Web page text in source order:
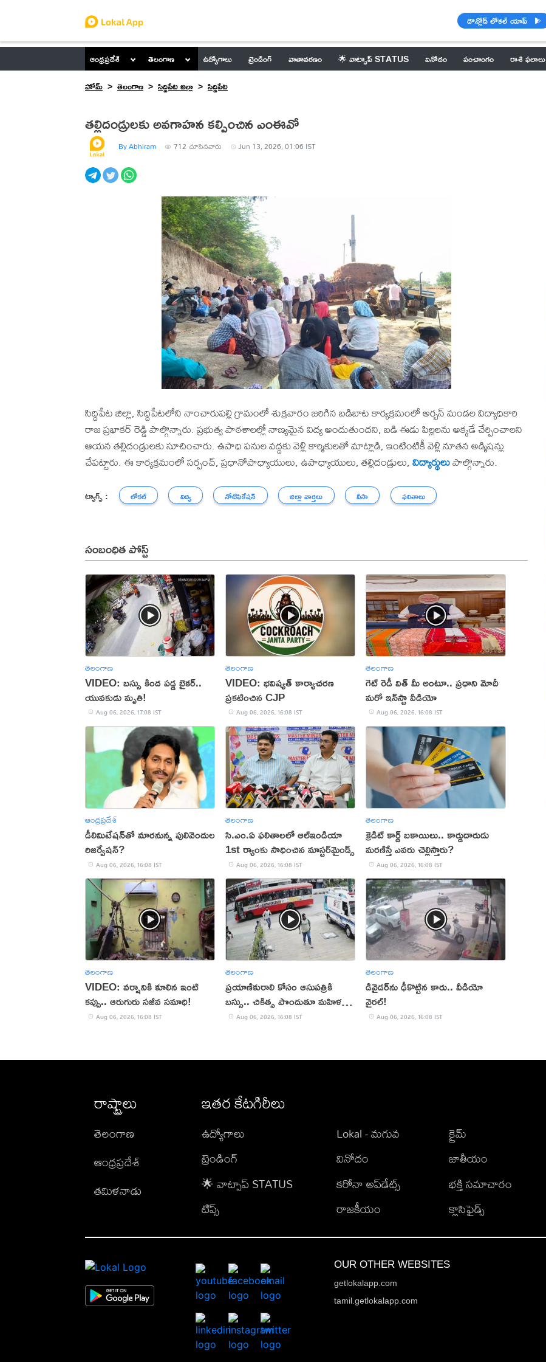
డౌన్లోడ్ లోకల్ యాప్
ఆంధ్రప్రదేశ్ తెలంగాణ ఉద్యోగాలు ట్రెండింగ్ వాతావరణం 🌟 వాట్సాప్ STATUS వినోదం పంచాంగం రాశి ఫలాలు
హోమ్
తెలంగాణ సిద్దిపేట జిల్లా సిద్దిపేట
తల్లిదండ్రులకు అవగాహన కల్పించిన ఎంఈవో
By Abhiram 712 చూసినవారు Jun 13, 2026, 01:06 IST
సిద్దిపేట జిల్లా, సిద్దిపేటలోని నాంచారుపల్లి గ్రామంలో శుక్రవారం జరిగిన బడిబాట కార్యక్రమంలో అర్బన్ మండల విద్యాధికారి
రాజ ప్రభాకర్ రెడ్డి పాల్గొన్నారు. ప్రభుత్వ పాఠశాలల్లో నాణ్యమైన విద్య అందుతుందని, బడి ఈడు పిల్లలను అక్కడే చేర్పించాలని
ఆయన తల్లిదండ్రులకు సూచించారు. ఉపాధి పనుల వద్దకు వెళ్లి కార్మికులతో మాట్లాడి, ఇంటింటికీ వెళ్లి నూతన అడ్మిషన్లు
చేపట్టారు. ఈ కార్యక్రమంలో సర్పంచ్, ప్రధానోపాధ్యాయులు, ఉపాధ్యాయులు, తల్లిదండ్రులు,విద్యార్థులుపాల్గొన్నారు.
ట్యాగ్స్ : లోకల్ విద్య నోటిఫికేషన్ జిల్లా వార్తలు వీసా ఫలితాలు
సంబంధిత పోస్ట్
తెలంగాణ
VIDEO: బస్సు కింద పడ్డ బైకర్..
యువకుడు మృతి!
Aug 06, 2026, 17:08 IST
తెలంగాణ
VIDEO: భవిష్యత్ కార్యాచరణ
ప్రకటించిన CJP
Aug 06, 2026, 16:08 IST
తెలంగాణ
గెట్ రెడీ విత్ మీ అంటూ.. ప్రధాని మోదీ
మరో ఇన్‌స్టా వీడియో
Aug 06, 2026, 16:08 IST
ఆంధ్రప్రదేశ్
డీలిమిటేషన్‌తో మారనున్న పులివెందుల
రిజర్వేషన్?
Aug 06, 2026, 16:08 IST
తెలంగాణ
సి.ఎం.ఏ ఫలితాలలో ఆల్ఇండియా
1st ర్యాంకు సాధించిన మాస్టర్‌మైండ్స్
Aug 06, 2026, 16:08 IST
తెలంగాణ
క్రెడిట్ కార్డ్ బకాయిలు.. కార్డుదారుడు
మరణిస్తే ఎవరు చెల్లిస్తారు?
Aug 06, 2026, 16:08 IST
తెలంగాణ
VIDEO: వర్షానికి కూలిన ఇంటి
కప్పు.. ఆరుగురు సజీవ సమాధి!
Aug 06, 2026, 16:08 IST
తెలంగాణ
ప్రయాణికురాలి కోసం ఆసుపత్రికి
బస్సు.. చికిత్స పొందుతూ మహిళ
మృతి!
Aug 06, 2026, 16:08 IST
తెలంగాణ
డివైడర్‌ను ఢీకొట్టిన కారు.. వీడియో
వైరల్!
Aug 06, 2026, 16:08 IST
రాష్ట్రాలు
తెలంగాణ
ఆంధ్రప్రదేశ్
తమిళనాడు
ఇతర కేటగిరీలు
ఉద్యోగాలు
ట్రెండింగ్
🌟 వాట్సాప్ STATUS
టిప్స్
Lokal - మగువ
వినోదం
కరోనా అప్‌డేట్స్
రాజకీయం
క్రైమ్
జాతీయం
భక్తి సమాచారం
క్లాసిఫైడ్స్
OUR OTHER WEBSITES
getlokalapp.com
tamil.getlokalapp.com